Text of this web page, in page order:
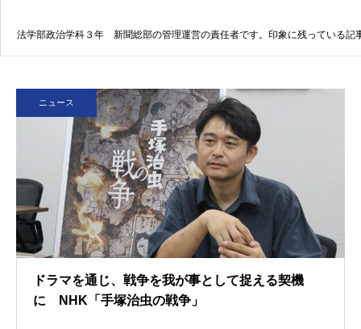
法学部政治学科３年 新聞総部の管理運営の責任者です。印象に残っている
ニュース
ドラマを通じ、戦争を我が事として捉える契機
に NHK「手塚治虫の戦争」